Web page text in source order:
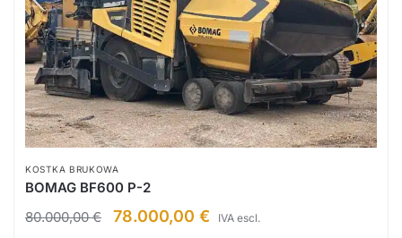
KOSTKA BRUKOWA
BOMAG BF600 P-2
80.000,00€ 78.000,00 € IVA escl.